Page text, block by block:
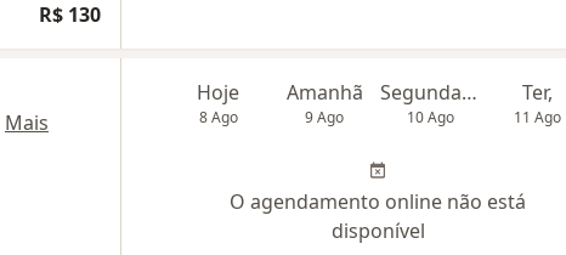
R$ 130
Mais
Hoje
8 Ago
Amanhã
9 Ago
Segunda-feira
10 Ago
Ter,
11 Ago
O agendamento online não está
disponível